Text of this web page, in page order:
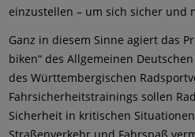
einzustellen – um sich sicher und
Ganz in diesem Sinne agiert das
biken“ des Allgemeinen
des Württembergischen
Fahrsicherheitstrainings sollen
Sicherheit in kritischen